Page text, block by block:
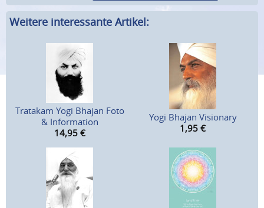
Weitere interessante Artikel:
Tratakam Yogi Bhajan Foto
& Information
14,95 €
Yogi Bhajan Visionary
1,95 €